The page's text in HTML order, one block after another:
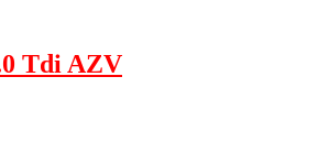
Tdi AZV